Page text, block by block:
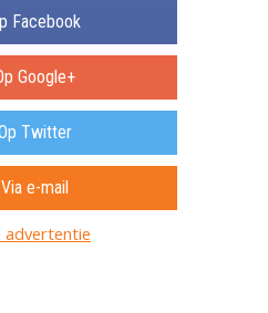
Facebook
Google+
Twitter
Via e-mail
advertentie